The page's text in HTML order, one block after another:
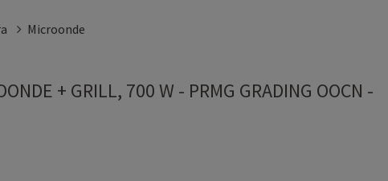
Microonde
+ GRILL, 700 W - PRMG GRADING OOCN -